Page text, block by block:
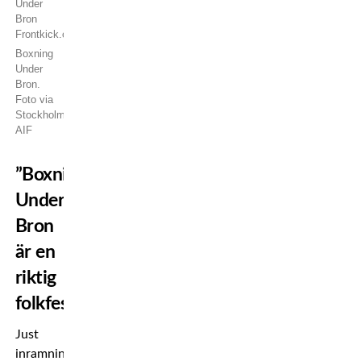
Boxning
Under
Bron.
Foto via
Stockholms
AIF
”Boxning
Under
Bron
är en
riktig
folkfest”
Just
inramningen